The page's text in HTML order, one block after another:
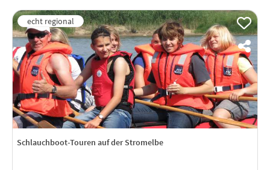
Schlauchboot-Touren auf der Stromelbe